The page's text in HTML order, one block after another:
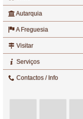
Autarquia
A Freguesia
Visitar
Serviços
Contactos / Info